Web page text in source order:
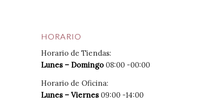
HORARIO
Horario de Tiendas:
Lunes – Domingo 08:00 -00:00
Horario de Oficina:
Lunes – Viernes 09:00 -14:00